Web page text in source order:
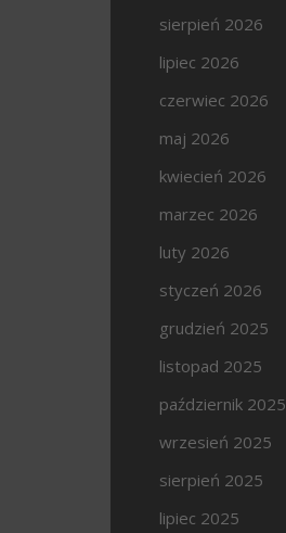
sierpień 2026
lipiec 2026
czerwiec 2026
maj 2026
kwiecień 2026
marzec 2026
luty 2026
styczeń 2026
grudzień 2025
listopad 2025
październik 2025
wrzesień 2025
sierpień 2025
lipiec 2025